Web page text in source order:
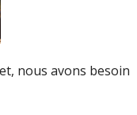
nous avons besoin